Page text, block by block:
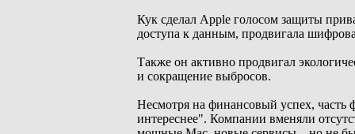
Кук сделал Apple голосом защиты
доступа к данным, продвигала
Также он активно продвигал
и сокращение выбросов.
Несмотря на финансовый успех,
интереснее". Компании вменяли